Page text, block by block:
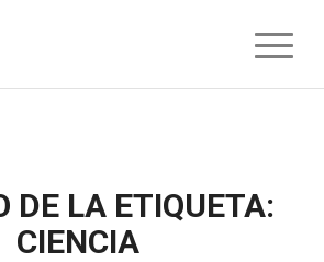
DE LA ETIQUETA:
CIENCIA